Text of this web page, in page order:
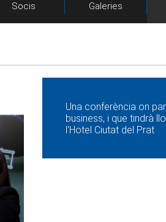
Socis Galeries
Una conferència on
business, i que tindrà
l'Hotel Ciutat del